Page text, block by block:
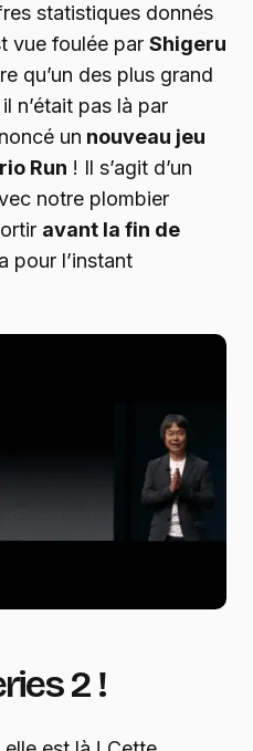
statistiques donnés
vue foulée par Shigeru
qu’un des plus grand
n’était pas là par
un nouveau jeu
Run ! Il s’agit d’un
notre plombier
avant la fin de
pour l’instant
2 !